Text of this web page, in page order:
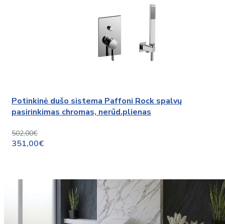
Potinkinė dušo sistema Paffoni Rock spalvų
pasirinkimas chromas, nerūd.plienas
502,00€
351,00€